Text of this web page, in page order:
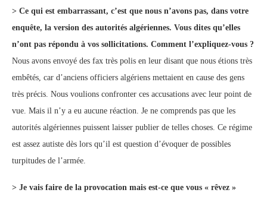
> Ce qui est embarrassant, c’est que nous n’avons pas, dans votre
enquête, la version des autorités algériennes. Vous dites qu’elles
n’ont pas répondu à vos sollicitations. Comment l’expliquez-vous ?
Nous avons envoyé des fax très polis en leur disant que nous étions très
embêtés, car d’anciens officiers algériens mettaient en cause des gens
très précis. Nous voulions confronter ces accusations avec leur point de
vue. Mais il n’y a eu aucune réaction. Je ne comprends pas que les
autorités algériennes puissent laisser publier de telles choses. Ce régime
est assez autiste dès lors qu’il est question d’évoquer de possibles
turpitudes de l’armée.
> Je vais faire de la provocation mais est-ce que vous « rêvez »